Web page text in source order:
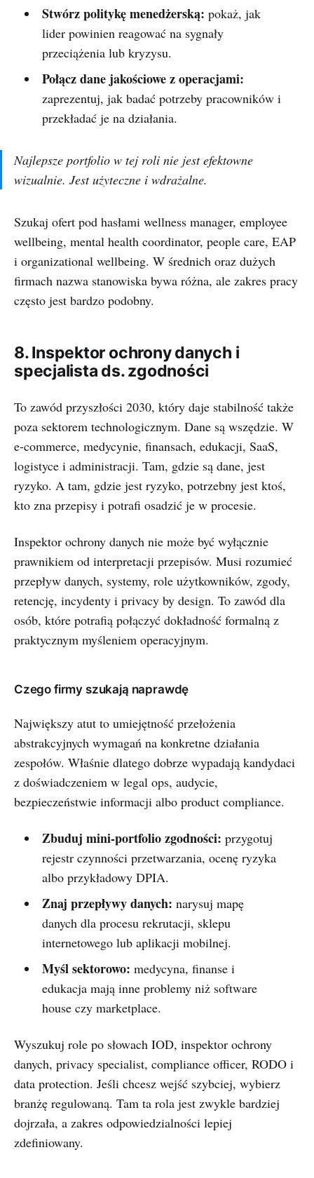
Stwórz politykę menedżerską: pokaż, jak
lider powinien reagować na sygnały
przeciążenia lub kryzysu.
Połącz dane jakościowe z operacjami:
zaprezentuj, jak badać potrzeby pracowników i
przekładać je na działania.
Najlepsze portfolio w tej roli nie jest efektowne
wizualnie. Jest użyteczne i wdrażalne.
Szukaj ofert pod hasłami wellness manager, employee
wellbeing, mental health coordinator, people care, EAP
i organizational wellbeing. W średnich oraz dużych
firmach nazwa stanowiska bywa różna, ale zakres pracy
często jest bardzo podobny.
8. Inspektor ochrony danych i
specjalista ds. zgodności
To zawód przyszłości 2030, który daje stabilność także
poza sektorem technologicznym. Dane są wszędzie. W
e-commerce, medycynie, finansach, edukacji, SaaS,
logistyce i administracji. Tam, gdzie są dane, jest
ryzyko. A tam, gdzie jest ryzyko, potrzebny jest ktoś,
kto zna przepisy i potrafi osadzić je w procesie.
Inspektor ochrony danych nie może być wyłącznie
prawnikiem od interpretacji przepisów. Musi rozumieć
przepływ danych, systemy, role użytkowników, zgody,
retencję, incydenty i privacy by design. To zawód dla
osób, które potrafią połączyć dokładność formalną z
praktycznym myśleniem operacyjnym.
Czego firmy szukają naprawdę
Największy atut to umiejętność przełożenia
abstrakcyjnych wymagań na konkretne działania
zespołów. Właśnie dlatego dobrze wypadają kandydaci
z doświadczeniem w legal ops, audycie,
bezpieczeństwie informacji albo product compliance.
Zbuduj mini-portfolio zgodności: przygotuj
rejestr czynności przetwarzania, ocenę ryzyka
albo przykładowy DPIA.
Znaj przepływy danych: narysuj mapę
danych dla procesu rekrutacji, sklepu
internetowego lub aplikacji mobilnej.
Myśl sektorowo: medycyna, finanse i
edukacja mają inne problemy niż software
house czy marketplace.
Wyszukuj role po słowach IOD, inspektor ochrony
danych, privacy specialist, compliance officer, RODO i
data protection. Jeśli chcesz wejść szybciej, wybierz
branżę regulowaną. Tam ta rola jest zwykle bardziej
dojrzała, a zakres odpowiedzialności lepiej
zdefiniowany.